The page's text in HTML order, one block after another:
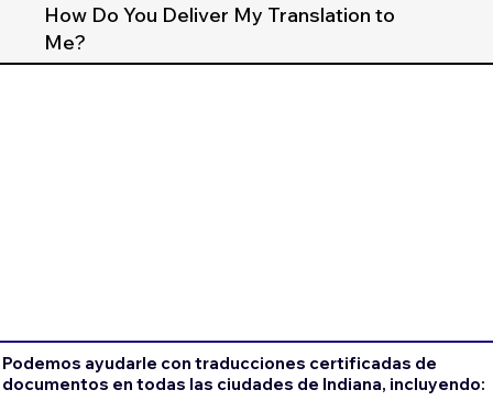
How Do You Deliver My Translation to
Me?
Podemos ayudarle con traducciones certificadas de
documentos en todas las ciudades de Indiana, incluyendo: